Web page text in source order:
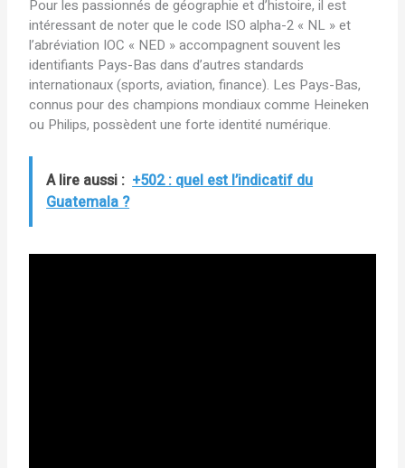
Pour les passionnés de géographie et d’histoire, il est
intéressant de noter que le code ISO alpha-2 « NL » et
l’abréviation IOC « NED » accompagnent souvent les
identifiants Pays-Bas dans d’autres standards
internationaux (sports, aviation, finance). Les Pays-Bas,
connus pour des champions mondiaux comme Heineken
ou Philips, possèdent une forte identité numérique.
A lire aussi : +502 : quel est l’indicatif du
Guatemala ?